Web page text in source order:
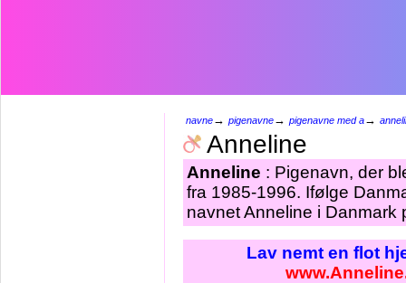
navne→ pigenavne→ pigenavne med a→
Anneline
Anneline : Pigenavn, der
fra 1985-1996. Ifølge
navnet Anneline i Danmark
Lav nemt en flot